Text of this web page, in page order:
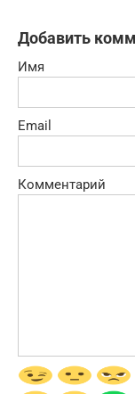
Добавить
Имя
Email
Комментарий